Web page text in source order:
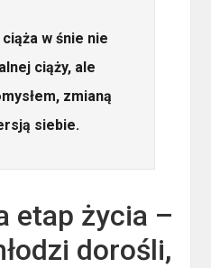
w śnie nie
ciąży, ale
zmianą
siebie.
etap życia –
dorośli,